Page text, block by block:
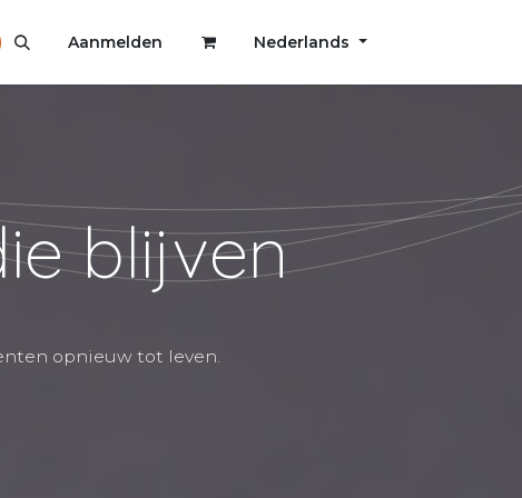
Aanmelden Nederlands
blijven
opnieuw tot leven.